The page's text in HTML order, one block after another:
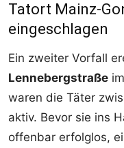
Tatort Mainz-
eingeschlagen
Ein zweiter Vorfall
Lennebergstraße
waren die Täter
aktiv. Bevor sie ins
offenbar erfolglos,